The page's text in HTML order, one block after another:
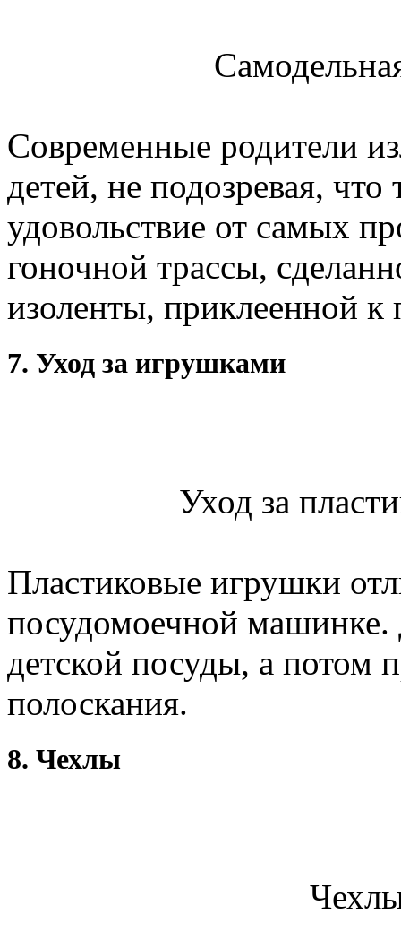
Современные родители
детей, не подозревая,
удовольствие от самых
гоночной трассы,
изоленты, приклеенной к
7. Уход за игрушками
Уход за
Пластиковые игрушки
посудомоечной машинке.
детской посуды, а потом
полоскания.
8. Чехлы